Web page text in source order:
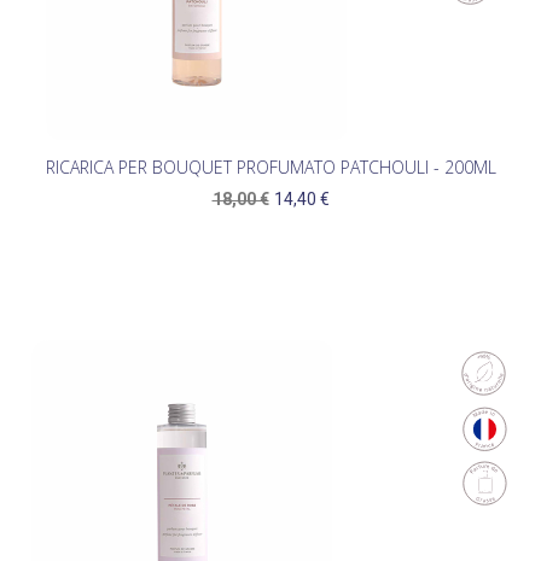
RICARICA PER BOUQUET PROFUMATO PATCHOULI - 200ML
18,00 € 14,40 €